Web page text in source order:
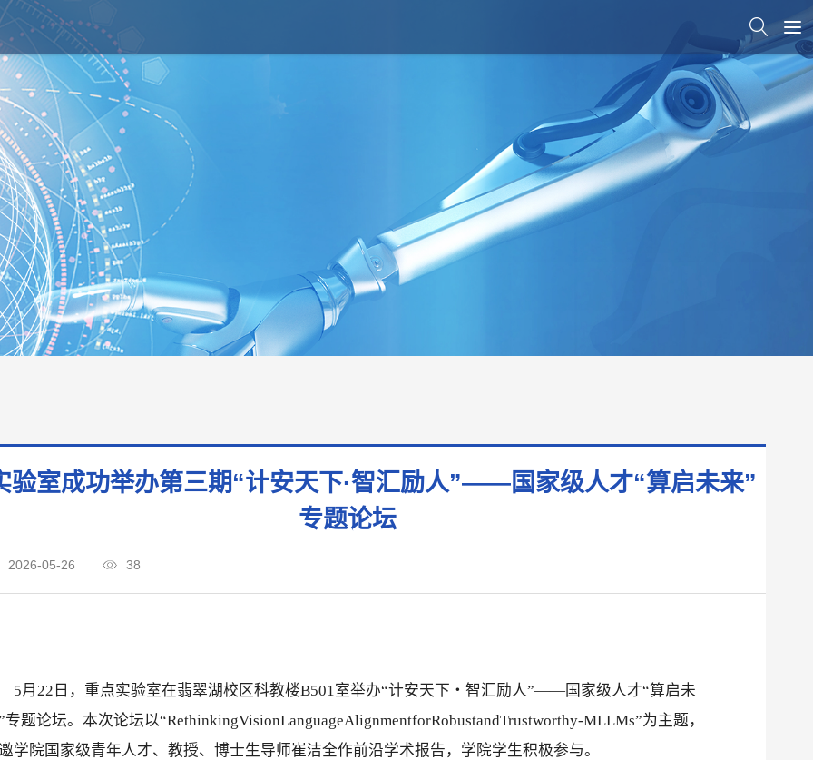
验室成功举办第三期“计安天下·智汇励人”——国家级人才“算启未来”
专题论坛
2026-05-26 38
5月22日，重点实验室在翡翠湖校区科教楼B501室举办“计安天下・智汇励人”——国家级人才“算启未
专题论坛。本次论坛以“RethinkingVisionLanguageAlignmentforRobustandTrustworthy-MLLMs”为主题，
学院国家级青年人才、教授、博士生导师崔洁全作前沿学术报告，学院学生积极参与。